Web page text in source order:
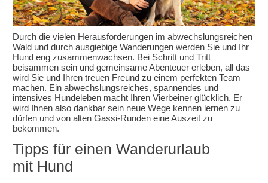
Durch die vielen Herausforderungen im abwechslungsreichen
Wald und durch ausgiebige Wanderungen werden Sie und Ihr
Hund eng zusammenwachsen. Bei Schritt und Tritt
beisammen sein und gemeinsame Abenteuer erleben, all das
wird Sie und Ihren treuen Freund zu einem perfekten Team
machen. Ein abwechslungsreiches, spannendes und
intensives Hundeleben macht Ihren Vierbeiner glücklich. Er
wird Ihnen also dankbar sein neue Wege kennen lernen zu
dürfen und von alten Gassi-Runden eine Auszeit zu
bekommen.
Tipps für einen Wanderurlaub
mit Hund